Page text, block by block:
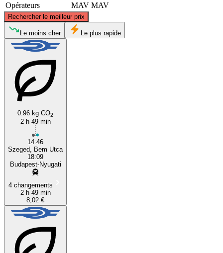
Opérateurs
MAV MAV
Rechercher le meilleur prix
Budapest
Le moins cher Le plus rapide
0.96 kg CO2
2 h 49 min
14:46
Szeged, Bem Utca
18:09
Budapest-Nyugati
4 changements
2 h 49 min
8,02 €